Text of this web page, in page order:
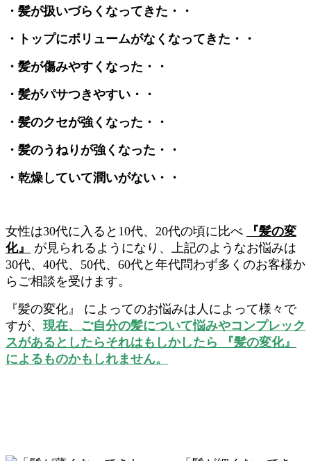
・髪が扱いづらくなってきた・・
・トップにボリュームがなくなってきた・・
・髪が傷みやすくなった・・
・髪がパサつきやすい・・
・髪のクセが強くなった・・
・髪のうねりが強くなった・・
・乾燥していて潤いがない・・
女性は30代に入ると10代、20代の頃に比べ
『髪の変
化』
が見られるようになり、上記のようなお悩みは
30代、40代、50代、60代と年代問わず多くのお客様か
らご相談を受けます。
『髪の変化』 によってのお悩みは人によって様々で
すが、 現在、 ご自分の髪について悩みやコンプレック
スがあるとしたらそれはもしかしたら 『髪の変化』
によるものかもしれません。